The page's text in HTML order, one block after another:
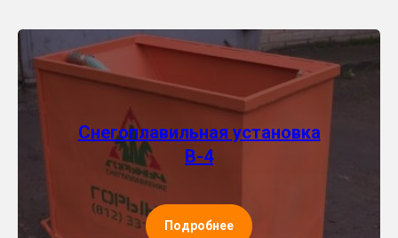
Снегоплавильная установка
В-4
Подробнее